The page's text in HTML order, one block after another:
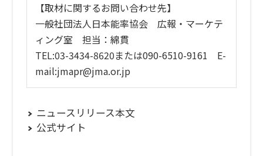
【取材に関するお問い合わせ先】
一般社団法人日本能率協会 広報・マーケテ
ィング室 担当：綿貫
TEL:03-3434-8620または090-6510-9161 E-
mail:jmapr@jma.or.jp
ニュースリリース本文
公式サイト